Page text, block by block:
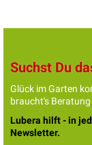
Suchst Du
Glück im Garten
braucht's
Lubera hilft - in
Newsletter.